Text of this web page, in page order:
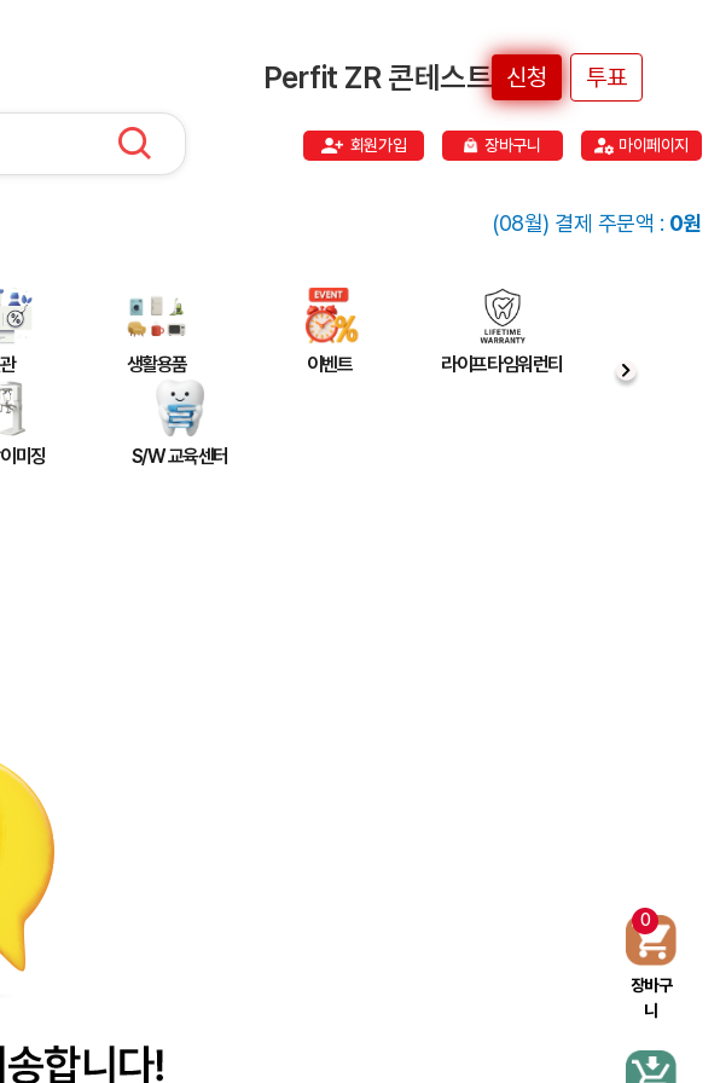
Perfit ZR 콘테스트 신청 투표
회원가입 장바구니 마이페이지
(08월) 결제 주문액 : 0원
생활용품 이벤트 라이프타임워런티
미징 S/W 교육센터
0
장바구
니